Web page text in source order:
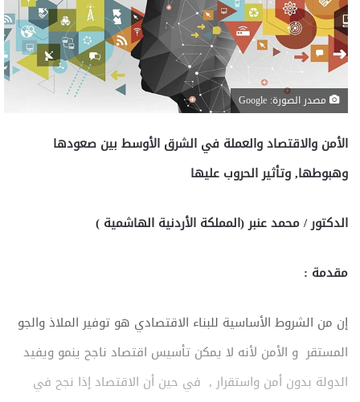
مصدر الصورة: Google
الأمن والاقتصاد والعملة في الشرق الأوسط بين صعودها
وهبوطها, وتأثير الحروب عليها
الدكتور / محمد عنبر (المملكة الأردنية الهاشمية )
مقدمة :
إن من الشروط الأساسية للبناء الاقتصادي هو توفير الملاذ والجو
المستقر و الأمن لأنه لا يمكن تأسيس اقتصاد ناجح ينمو ويفيد
الدولة بدون أمن واستقرار , في حين أن الاقتصاد إذا نجح في